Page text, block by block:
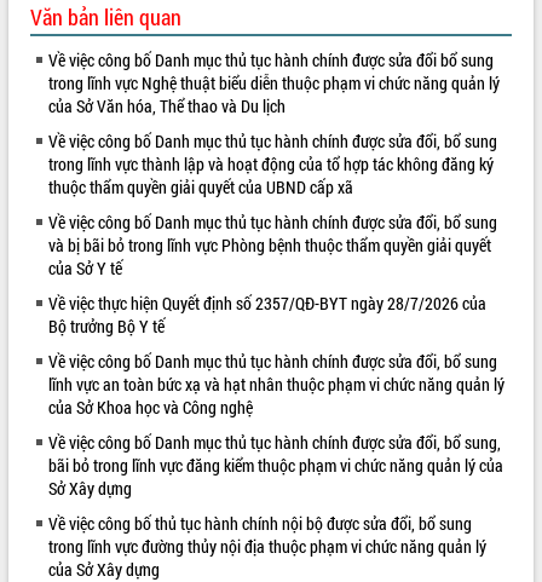
VIDEO
Không có file video nào để phát.
ALBUM ẢNH
LIÊN KẾT WEB
Văn bản liên quan
Về việc công bố Danh mục thủ tục hành chính được sửa đổi bổ sung
trong lĩnh vực Nghệ thuật biểu diễn thuộc phạm vi chức năng quản lý
của Sở Văn hóa, Thể thao và Du lịch
Về việc công bố Danh mục thủ tục hành chính được sửa đổi, bổ sung
trong lĩnh vực thành lập và hoạt động của tổ hợp tác không đăng ký
thuộc thẩm quyền giải quyết của UBND cấp xã
Về việc công bố Danh mục thủ tục hành chính được sửa đổi, bổ sung
và bị bãi bỏ trong lĩnh vực Phòng bệnh thuộc thẩm quyền giải quyết
của Sở Y tế
Về việc thực hiện Quyết định số 2357/QĐ-BYT ngày 28/7/2026 của
Bộ trưởng Bộ Y tế
Về việc công bố Danh mục thủ tục hành chính được sửa đổi, bổ sung
lĩnh vực an toàn bức xạ và hạt nhân thuộc phạm vi chức năng quản lý
của Sở Khoa học và Công nghệ
Về việc công bố Danh mục thủ tục hành chính được sửa đổi, bổ sung,
bãi bỏ trong lĩnh vực đăng kiểm thuộc phạm vi chức năng quản lý của
Sở Xây dựng
Về việc công bố thủ tục hành chính nội bộ được sửa đổi, bổ sung
trong lĩnh vực đường thủy nội địa thuộc phạm vi chức năng quản lý
của Sở Xây dựng